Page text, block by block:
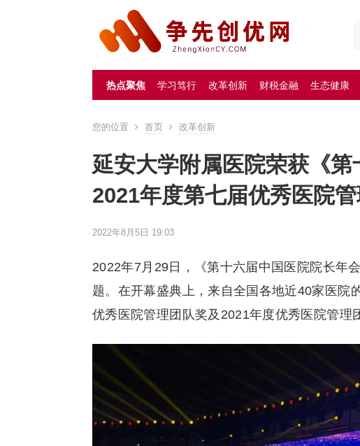
热点聚焦 学习笃行 改革创新 财税金融 生态健康
您的位置 首页 改革创新
延安大学附属医院荣获《第
2021年度第七届优秀医院
2022年8月5日 19:03
2022年7月29日，《第十六届中国医院院长年
题。在开幕盛典上，来自全国各地近40家医院
优秀医院管理团队奖及2021年度优秀医院管理